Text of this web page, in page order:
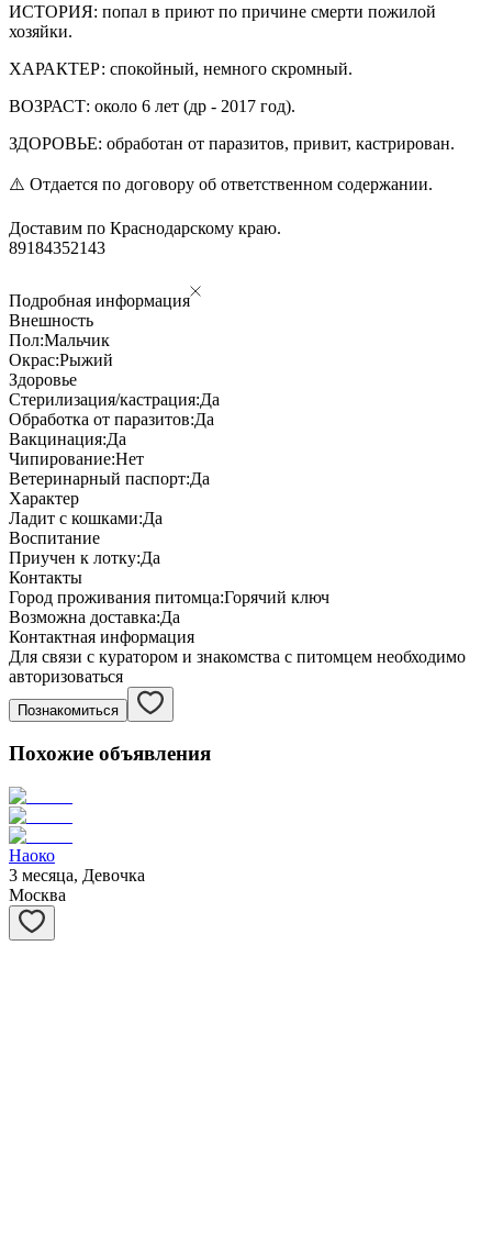
ИСТОРИЯ: попал в приют по причине смерти пожилой
хозяйки.
ХАРАКТЕР: спокойный, немного скромный.
ВОЗРАСТ: около 6 лет (др - 2017 год).
ЗДОРОВЬЕ: обработан от паразитов, привит, кастрирован.
⚠️ Отдается по договору об ответственном содержании.
Доставим по Краснодарскому краю.
89184352143
Подробная информация
Внешность
Пол:Мальчик
Окрас:Рыжий
Здоровье
Стерилизация/кастрация:Да
Обработка от паразитов:Да
Вакцинация:Да
Чипирование:Нет
Ветеринарный паспорт:Да
Характер
Ладит с кошками:Да
Воспитание
Приучен к лотку:Да
Контакты
Город проживания питомца:Горячий ключ
Возможна доставка:Да
Контактная информация
Для связи с куратором и знакомства с питомцем необходимо
авторизоваться
Познакомиться
Похожие объявления
Наоко
3 месяца, Девочка
Москва